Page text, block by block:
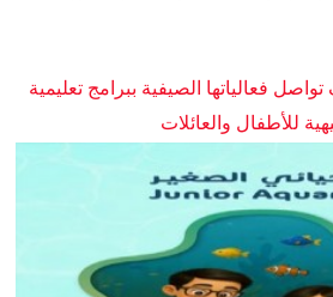
فعالياتها الصيفية ببرامج تعليمية
للأطفال والعائلات